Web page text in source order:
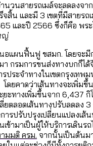
บบไหนสู่สายตาโลก
ฯ ผ่าน Bangkok
Index 2025 : อัน
เขตในกรุงเทพฯ
ารณะและพื้นที่สีเขียว
บ]
นวนสายรถเมล์จะลดลงจ
จสิ้น และมี 3 เขตที่มีสายร
และปี 2566 ซึ่งก็คือ พร
ญ่
อแผนฟื้นฟู ขสมก. โดยจะมี
า กรมการขนส่งทางบกก็ไ
ประจําทางในเขตกรุงเทพ
ยคาดว่าเส้นทางจะเพิ่มขึ้
ะทางเพิ่มขึ้นจาก 6,437 กิ
ยตลอดเส้นทางปรับลดลง 3
รปรับปรุงเปลี่ยนแปลงเส้น
เข้ามาเป็นผู้ให้บริการเดินร
มมติ ครม. จากนั้นเป็นต้นม